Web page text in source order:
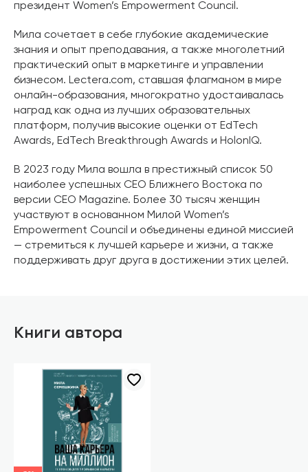
президент Women’s Empowerment Council.
Мила сочетает в себе глубокие академические
знания и опыт преподавания, а также многолетний
практический опыт в маркетинге и управлении
бизнесом. Lectera.com, ставшая флагманом в мире
онлайн-образования, многократно удостаивалась
наград как одна из лучших образовательных
платформ, получив высокие оценки от EdTech
Awards, EdTech Breakthrough Awards и HolonIQ.
В 2023 году Мила вошла в престижный список 50
наиболее успешных CEO Ближнего Востока по
версии CEO Magazine. Более 30 тысяч женщин
участвуют в основанном Милой Women’s
Empowerment Council и объединены единой миссией
— стремиться к лучшей карьере и жизни, а также
поддерживать друг друга в достижении этих целей.
Книги автора